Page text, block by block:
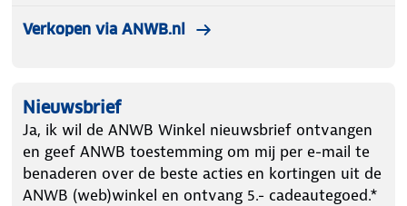
Verkopen via ANWB.nl
Nieuwsbrief
Ja, ik wil de ANWB Winkel nieuwsbrief ontvangen
en geef ANWB toestemming om mij per e-mail te
benaderen over de beste acties en kortingen uit de
ANWB (web)winkel en ontvang 5.- cadeautegoed.*